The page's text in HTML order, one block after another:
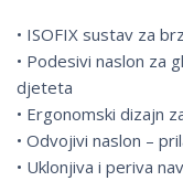
• ISOFIX sustav za
• Podesivi naslon za
djeteta
• Ergonomski dizajn
• Odvojivi naslon –
• Uklonjiva i periva